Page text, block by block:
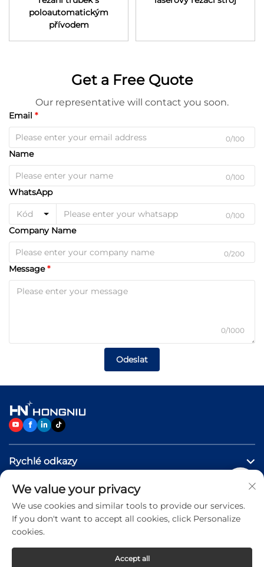
poloautomatickým
přívodem
Get a Free Quote
Our representative will contact you soon.
Email
0/100
Name
0/100
WhatsApp
Kód 0/100
Company Name
0/200
Message
0/1000
Odeslat
Rychlé odkazy
Produkty
Kontaktujte nás
We value your privacy
We use cookies and similar tools to provide our services.
If you don't want to accept all cookies, click Personalize
cookies.
Accept all